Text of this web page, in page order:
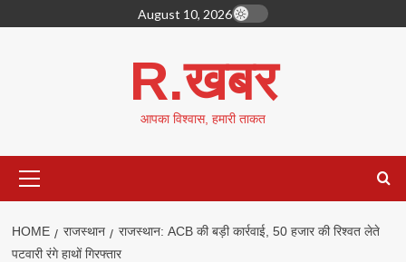
to
August 10, 2026
R.खबर
आपका विश्वास, हमारी ताकत
Menu
HOME राजस्थान
राजस्थान: ACB की बड़ी कार्रवाई, 50 हजार की रिश्वत लेते
पटवारी रंगे हाथों गिरफ्तार